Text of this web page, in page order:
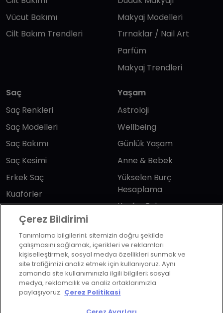
Vücut Bakımı
Cilt Bakım Trendleri
Makyaj Modelleri
Tırnaklar / Nail Art
Parfüm
Makyaj Trendleri
Saç
Saç Renkleri
Saç Modelleri
Saç Bakımı
Saç Kesimi
Erkek Saç
Kuaförler
Yaşam
Astroloji
Wellbeing
Günlük Yaşam
Anne & Bebek
Yükselen Burç
Hesaplama
Kuafor Bulma
Bizi takip edin
Çerez Bildirimi
Tanımlama bilgilerini; sitemizin doğru şekilde
çalışmasını sağlamak, içerikleri ve reklamları
kişiselleştirmek, sosyal medya özellikleri sunmak ve
site trafiğimizi analiz etmek için kullanıyoruz. Aynı
zamanda site kullanımınızla ilgili bilgileri; sosyal
medya, reklamcılık ve analiz ortaklarımızla
paylaşıyoruz. Çerez Politikasi